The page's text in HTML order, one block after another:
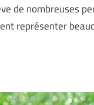
de nombreuses
représenter